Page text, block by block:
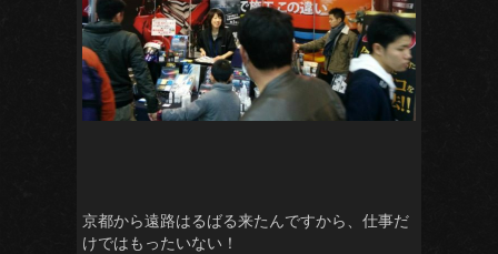
京都から遠路はるばる来たんですから、仕事だ
けではもったいない！